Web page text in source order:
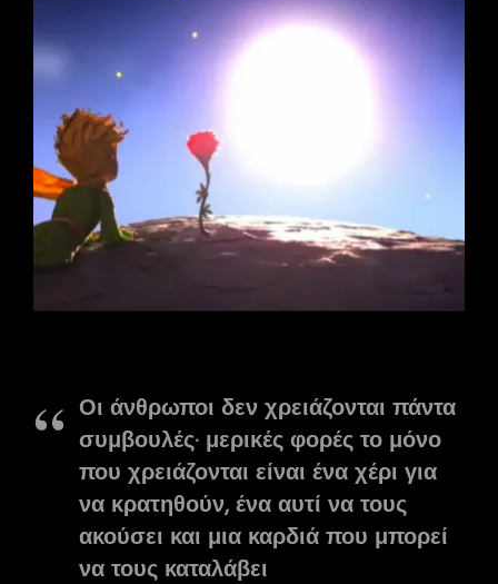
Οι άνθρωποι δεν χρειάζονται πάντα
συμβουλές· μερικές φορές το μόνο
που χρειάζονται είναι ένα χέρι για
να κρατηθούν, ένα αυτί να τους
ακούσει και μια καρδιά που μπορεί
να τους καταλάβει